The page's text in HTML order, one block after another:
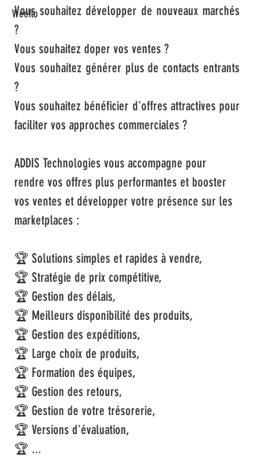
Weeflo
Vous souhaitez développer de nouveaux marchés
?
Vous souhaitez doper vos ventes ?
Vous souhaitez générer plus de contacts entrants
?
Vous souhaitez bénéficier d'offres attractives pour
faciliter vos approches commerciales ?
ADDIS Technologies vous accompagne pour
rendre vos offres plus performantes et booster
vos ventes et développer votre présence sur les
marketplaces :
🏆 Solutions simples et rapides à vendre,
🏆 Stratégie de prix compétitive,
🏆 Gestion des délais,
🏆 Meilleurs disponibilité des produits,
🏆 Gestion des expéditions,
🏆 Large choix de produits,
🏆 Formation des équipes,
🏆 Gestion des retours,
🏆 Gestion de votre trésorerie,
🏆 Versions d'évaluation,
🏆 ...